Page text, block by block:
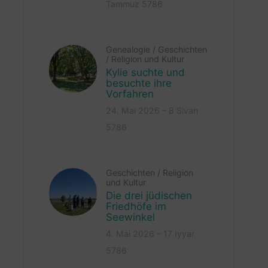
Genealogie / Geschichten
/ Religion und Kultur
Kylie suchte und
besuchte ihre
Vorfahren
Geschichten / Religion
und Kultur
Die drei jüdischen
Friedhöfe im
Seewinkel